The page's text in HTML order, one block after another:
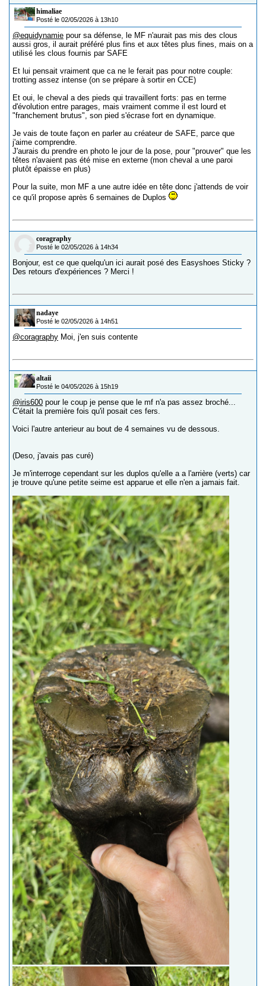
himaliae
Posté le 02/05/2026 à 13h10
@equidynamie pour sa défense, le MF n'aurait pas mis des clous
aussi gros, il aurait préféré plus fins et aux têtes plus fines, mais on a
utilisé les clous fournis par SAFE
Et lui pensait vraiment que ca ne le ferait pas pour notre couple:
trotting assez intense (on se prépare à sortir en CCE)
Et oui, le cheval a des pieds qui travaillent forts: pas en terme
d'évolution entre parages, mais vraiment comme il est lourd et
"franchement brutus", son pied s'écrase fort en dynamique.
Je vais de toute façon en parler au créateur de SAFE, parce que
j'aime comprendre.
J'aurais du prendre en photo le jour de la pose, pour "prouver" que les
têtes n'avaient pas été mise en externe (mon cheval a une paroi
plutôt épaisse en plus)
Pour la suite, mon MF a une autre idée en tête donc j'attends de voir
ce qu'il propose après 6 semaines de Duplos
coragraphy
Posté le 02/05/2026 à 14h34
Bonjour, est ce que quelqu'un ici aurait posé des Easyshoes Sticky ?
Des retours d'expériences ? Merci !
nadaye
Posté le 02/05/2026 à 14h51
@coragraphy Moi, j'en suis contente
altaii
Posté le 04/05/2026 à 15h19
@iris600 pour le coup je pense que le mf n'a pas assez broché...
C'était la première fois qu'il posait ces fers.
Voici l'autre anterieur au bout de 4 semaines vu de dessous.
(Deso, j'avais pas curé)
Je m'interroge cependant sur les duplos qu'elle a a l'arrière (verts) car
je trouve qu'une petite seime est apparue et elle n'en a jamais fait.